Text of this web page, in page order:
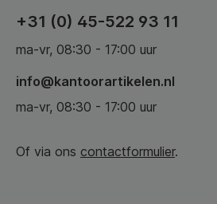
+31 (0) 45-522 93 11
ma-vr, 08:30 - 17:00 uur
info@kantoorartikelen.nl
ma-vr, 08:30 - 17:00 uur
Of via ons contactformulier.